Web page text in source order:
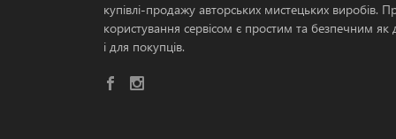
купівлі-продажу авторських мистецьких виробів.
користування сервісом є простим та безпечним як
і для покупців.